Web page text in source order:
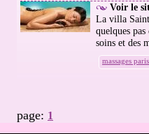
Voir le
La villa
quelques
soins et des
massages paris
page: 1